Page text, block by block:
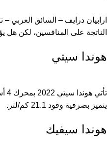
ارابيان درايف – السائق العربي
الناتجة على المنافسين، لكن هل
هوندا سيتي
يتميز بصرفية وقود 21.1 كم/لتر.
هوندا سيفيك